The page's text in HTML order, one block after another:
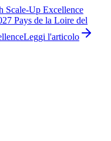
Scale-Up Excellence
Pays de la Loire del
Leggi l'articolo